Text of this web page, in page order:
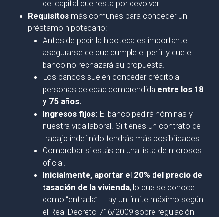
del capital que resta por devolver.
Requisitos más comunes para conceder un
préstamo hipotecario:
Antes de pedir la hipoteca es importante
asegurarse de que cumple el perfil y que el
banco no rechazará su propuesta.
Los bancos suelen conceder crédito a
personas de edad comprendida entre los 18
y 75 años.
Ingresos fijos:El banco pedirá nóminas y
nuestra vida laboral. Si tienes un contrato de
trabajo indefinido tendrás más posibilidades.
Comprobar si estás en una lista de morosos
oficial.
Inicialmente, aportar el 20% del precio de
tasación de la vivienda, lo que se conoce
como “entrada”. Hay un límite máximo según
el Real Decreto 716/2009 sobre regulación